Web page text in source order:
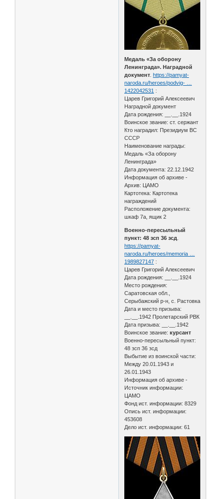
Медаль «За оборону
Ленинграда». Наградной
документ .https://pamyat-
naroda.ru/heroes/podvig- …
1422042531 :
Царев Григорий Алексеевич
Наградной документ
Дата рождения: __.__.1924
Воинское звание: ст. сержант
Кто наградил: Президиум ВС
СССР
Наименование награды:
Медаль «За оборону
Ленинграда»
Дата документа: 22.12.1942
Информация об архиве -
Архив: ЦАМО
Картотека: Картотека
награждений
Расположение документа:
шкаф 7a, ящик 2
Военно-пересыльный
пункт: 48 зсп 36 зсд
https://pamyat-
naroda.ru/heroes/memoria …
1989827147 :
Царев Григорий Алексеевич
Дата рождения: __.__.1924
Место рождения:
Саратовская обл.,
Серыбажский р-н, с. Растовка
Дата и место призыва:
__.__.1942 Пролетарский РВК
Дата призыва: __.__.1942
Воинское звание:курсант
Военно-пересыльный пункт:
48 зсп 36 зсд
Выбытие из воинской части:
Между 20.01.1943 и
26.01.1943
Информация об архиве -
Источник информации:
ЦАМО
Фонд ист. информации: 8329
Опись ист. информации:
453608
Дело ист. информации: 61